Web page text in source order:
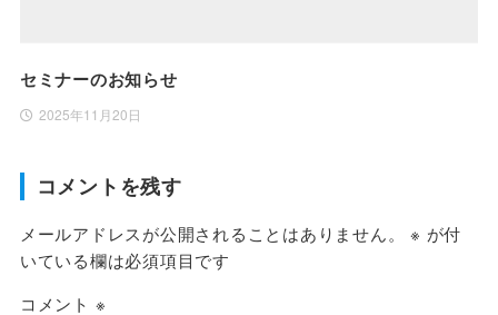
セミナーのお知らせ
2025年11月20日
コメントを残す
メールアドレスが公開されることはありません。 ※ が付
いている欄は必須項目です
コメント ※